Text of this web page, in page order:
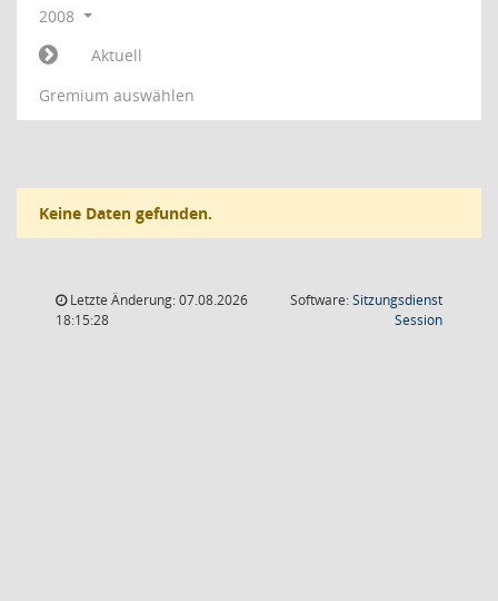
2008
Aktuell
Gremium auswählen
Keine Daten gefunden.
Letzte Änderung: 07.08.2026
18:15:28
Software:Sitzungsdienst
Session(Wird in